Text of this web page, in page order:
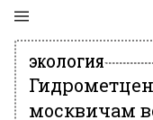
ЭКОЛОГИЯ
москвичам